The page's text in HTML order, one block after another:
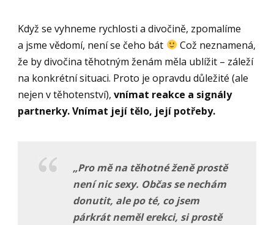
Když se vyhneme rychlosti a divočině, zpomalíme
a jsme vědomí, není se čeho bát
Což neznamená,
že by divočina těhotným ženám měla ublížit – záleží
na konkrétní situaci. Proto je opravdu důležité (ale
nejen v těhotenství),vnímat reakce a signály
partnerky. Vnímat její tělo, její potřeby.
„Pro mě na těhotné ženě prostě
není nic sexy. Občas se nechám
donutit, ale po té, co jsem
párkrát neměl erekci, si prostě